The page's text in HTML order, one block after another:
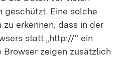
geschützt. Eine solche
erkennen, dass in der
statt „http://“ ein
Browser zeigen zusätzlich